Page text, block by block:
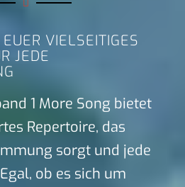
VIELSEITIGES
JEDE
1 More Song bietet
Repertoire, das
sorgt und jede
ob es sich um